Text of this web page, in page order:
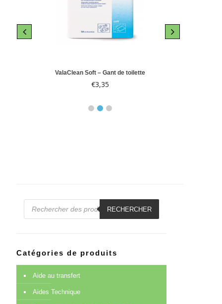
ValaClean Soft – Gant de toilette
€3,35
Recherche
RECHERCHER
Catégories de produits
Aide au transfert
Aides Technique